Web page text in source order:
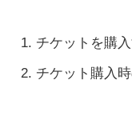
チケットを購
チケット購入